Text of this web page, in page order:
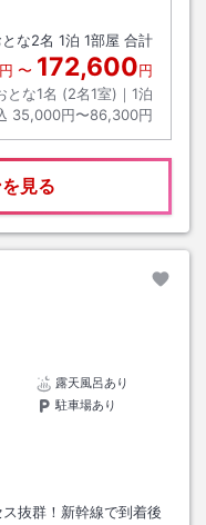
な2名 1泊 1部屋 合計
円 〜 172,600円
とな1名 (2名1室)｜ 1泊
35,000円〜86,300円
見る
露天風呂あり
駐車場あり
抜群！新幹線で到着後